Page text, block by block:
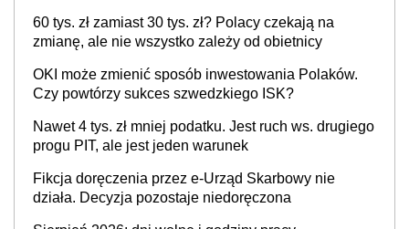
podatkowego
60 tys. zł zamiast 30 tys. zł? Polacy czekają na
zmianę, ale nie wszystko zależy od obietnicy
OKI może zmienić sposób inwestowania Polaków.
Czy powtórzy sukces szwedzkiego ISK?
Nawet 4 tys. zł mniej podatku. Jest ruch ws. drugiego
progu PIT, ale jest jeden warunek
Fikcja doręczenia przez e-Urząd Skarbowy nie
działa. Decyzja pozostaje niedoręczona